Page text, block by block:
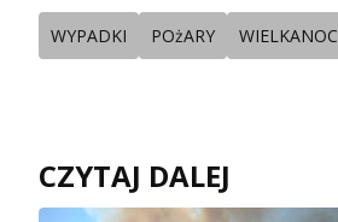
WYPADKI POżARY WIELKANOC
CZYTAJ DALEJ